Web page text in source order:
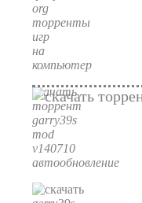
org
торренты
игр
на
компьютер
скачать
торрент
garry39s
mod
v140710
автообновление